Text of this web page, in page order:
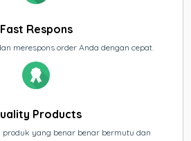
Fast Respons
merespons order Anda dengan cepat.
Products
yang benar benar bermutu dan